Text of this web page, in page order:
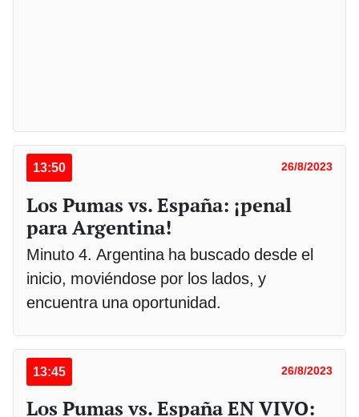
13:50 26/8/2023
Los Pumas vs. España: ¡penal
para Argentina!
Minuto 4. Argentina ha buscado desde el
inicio, moviéndose por los lados, y
encuentra una oportunidad.
13:45 26/8/2023
Los Pumas vs. España EN VIVO: